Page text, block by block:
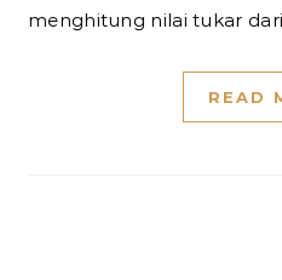
menghitung nilai tukar
READ